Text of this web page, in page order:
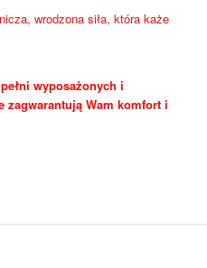
wrodzona siła, która każe
wyposażonych i
zagwarantują Wam komfort i